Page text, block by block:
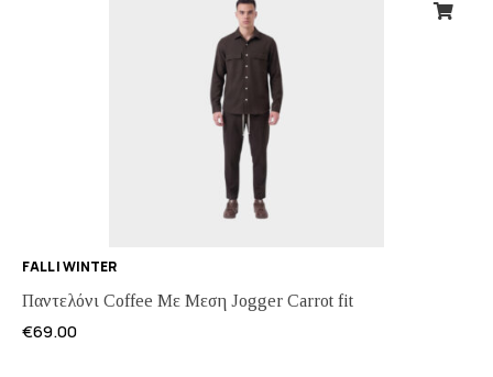
FALL | WINTER
Παντελόνι Coffee Με Μεση Jogger Carrot fit
€69.00